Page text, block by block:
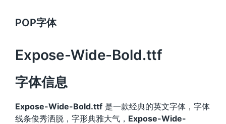
POP字体
Expose-Wide-Bold.ttf
字体信息
Expose-Wide-Bold.ttf 是一款经典的英文字体，字体
线条俊秀洒脱，字形典雅大气， Expose-Wide-